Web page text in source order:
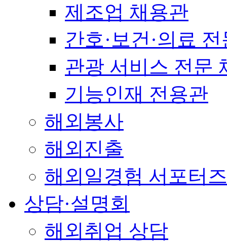
제조업 채용관
간호·보건·의료
관광 서비스 전문
기능인재 전용관
해외봉사
해외진출
해외일경험 서포터
상담·설명회
해외취업 상담